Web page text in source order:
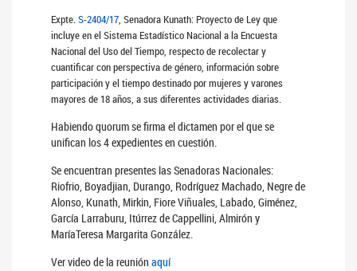
Expte.S-2404/17, Senadora Kunath: Proyecto de Ley que
incluye en el Sistema Estadístico Nacional a la Encuesta
Nacional del Uso del Tiempo, respecto de recolectar y
cuantificar con perspectiva de género, información sobre
participación y el tiempo destinado por mujeres y varones
mayores de 18 años, a sus diferentes actividades diarias.
Habiendo quorum se firma el dictamen por el que se
unifican los 4 expedientes en cuestión.
Se encuentran presentes las Senadoras Nacionales:
Riofrio, Boyadjian, Durango, Rodríguez Machado, Negre de
Alonso, Kunath, Mirkin, Fiore Viñuales, Labado, Giménez,
García Larraburu, Itúrrez de Cappellini, Almirón y
MaríaTeresa Margarita González.
Ver video de la reunión aquí